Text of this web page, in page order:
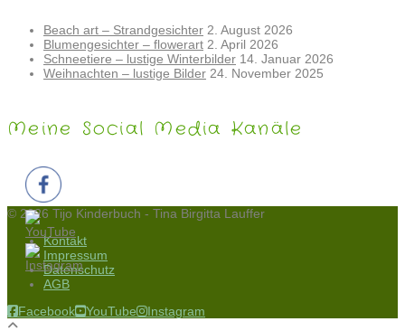
Beach art – Strandgesichter 2. August 2026
Blumengesichter – flowerart 2. April 2026
Schneetiere – lustige Winterbilder 14. Januar 2026
Weihnachten – lustige Bilder 24. November 2025
Meine Social Media Kanäle
© 2026 Tijo Kinderbuch - Tina Birgitta Lauffer
Kontakt
Impressum
Datenschutz
AGB
Facebook
YouTube
Instagram